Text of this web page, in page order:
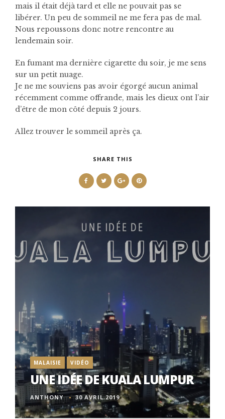
mais il était déjà tard et elle ne pouvait pas se
libérer. Un peu de sommeil ne me fera pas de mal.
Nous repoussons donc notre rencontre au
lendemain soir.
En fumant ma dernière cigarette du soir, je me sens
sur un petit nuage.
Je ne me souviens pas avoir égorgé aucun animal
récemment comme offrande, mais les dieux ont l’air
d’être de mon côté depuis 2 jours.
Allez trouver le sommeil après ça.
SHARE THIS
MALAISIE VIDÉO
UNE IDÉE DE KUALA LUMPUR
ANTHONY 30 AVRIL 2019